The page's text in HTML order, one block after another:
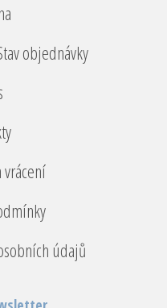
objednávky
vrácení
údajů